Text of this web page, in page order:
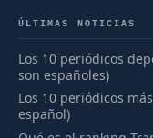
ÚLTIMAS NOTICIAS
Los 10 periódicos
son españoles)
Los 10 periódicos
español)